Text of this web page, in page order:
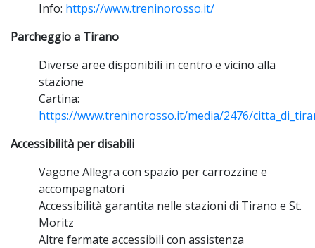
Info: https://www.treninorosso.it/
Parcheggio a Tirano
Diverse aree disponibili in centro e vicino alla
stazione
Cartina:
https://www.treninorosso.it/media/2476/
Accessibilità per disabili
Vagone Allegra con spazio per carrozzine e
accompagnatori
Accessibilità garantita nelle stazioni di Tirano e St.
Moritz
Altre fermate accessibili con assistenza